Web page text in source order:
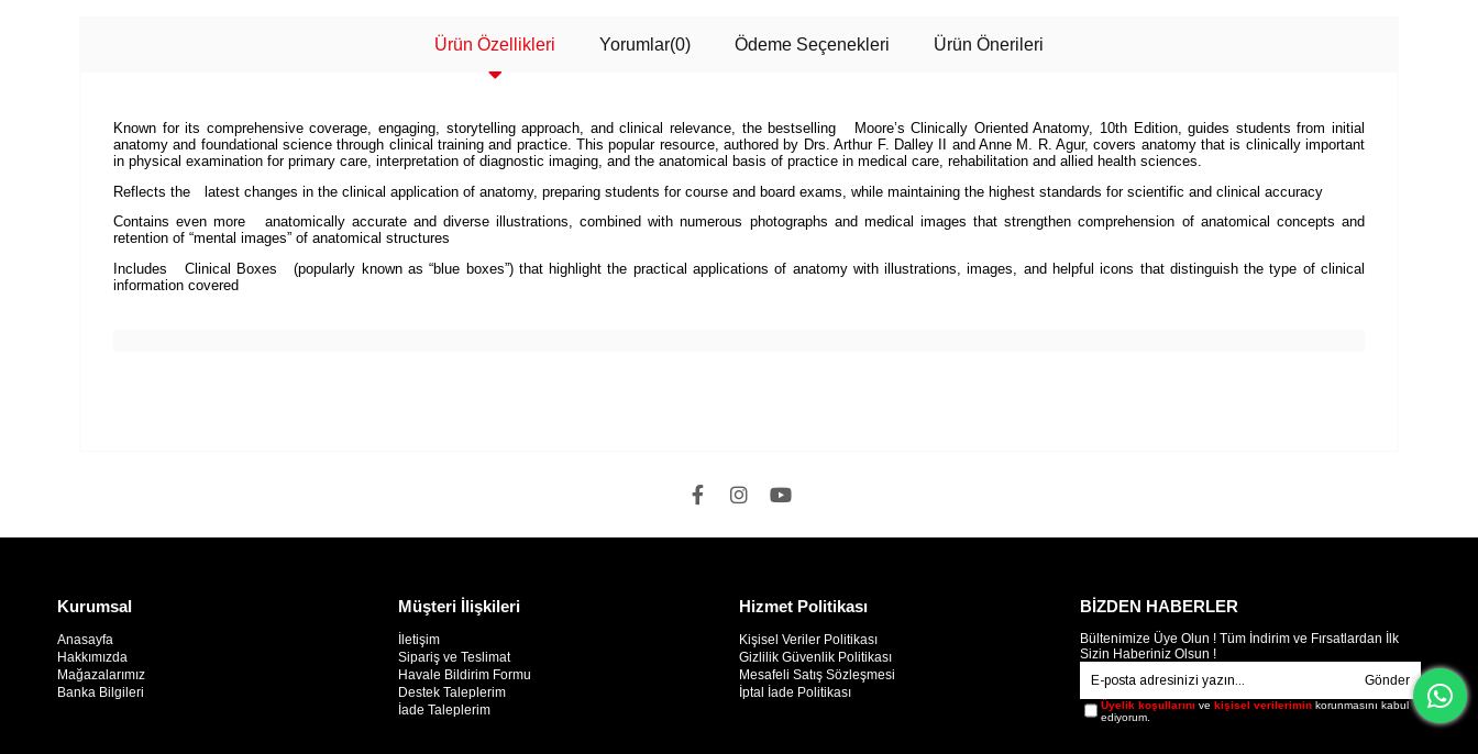
Ürün Özellikleri Yorumlar(0) Ödeme Seçenekleri Ürün Önerileri
Known for its comprehensive coverage, engaging, storytelling approach, and clinical relevance, the bestselling Moore’s Clinically Oriented Anatomy, 10th Edition, guides students from initial
anatomy and foundational science through clinical training and practice. This popular resource, authored by Drs. Arthur F. Dalley II and Anne M. R. Agur, covers anatomy that is clinically important
in physical examination for primary care, interpretation of diagnostic imaging, and the anatomical basis of practice in medical care, rehabilitation and allied health sciences.
Reflects the latest changes in the clinical application of anatomy, preparing students for course and board exams, while maintaining the highest standards for scientific and clinical accuracy
Contains even more anatomically accurate and diverse illustrations, combined with numerous photographs and medical images that strengthen comprehension of anatomical concepts and
retention of “mental images” of anatomical structures
Includes Clinical Boxes (popularly known as “blue boxes”) that highlight the practical applications of anatomy with illustrations, images, and helpful icons that distinguish the type of clinical
information covered
Kurumsal
Anasayfa
Hakkımızda
Mağazalarımız
Banka Bilgileri
Müşteri İlişkileri
İletişim
Sipariş ve Teslimat
Havale Bildirim Formu
Destek Taleplerim
İade Taleplerim
Hizmet Politikası
Kişisel Veriler Politikası
Gizlilik Güvenlik Politikası
Mesafeli Satış Sözleşmesi
İptal İade Politikası
BİZDEN HABERLER
Bültenimize Üye Olun ! Tüm İndirim ve Fırsatlardan İlk
Sizin Haberiniz Olsun !
Gönder
Üyelik koşullarını ve kişisel verileriminkorunmasını kabul
ediyorum.